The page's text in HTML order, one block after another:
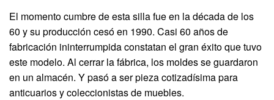
El momento cumbre de esta silla fue en la década de los
60 y su producción cesó en 1990. Casi 60 años de
fabricación ininterrumpida constatan el gran éxito que tuvo
este modelo. Al cerrar la fábrica, los moldes se guardaron
en un almacén. Y pasó a ser pieza cotizadísima para
anticuarios y coleccionistas de muebles.